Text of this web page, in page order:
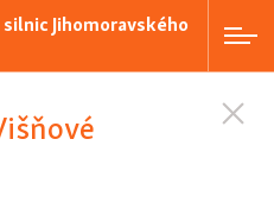
silnic Jihomoravského